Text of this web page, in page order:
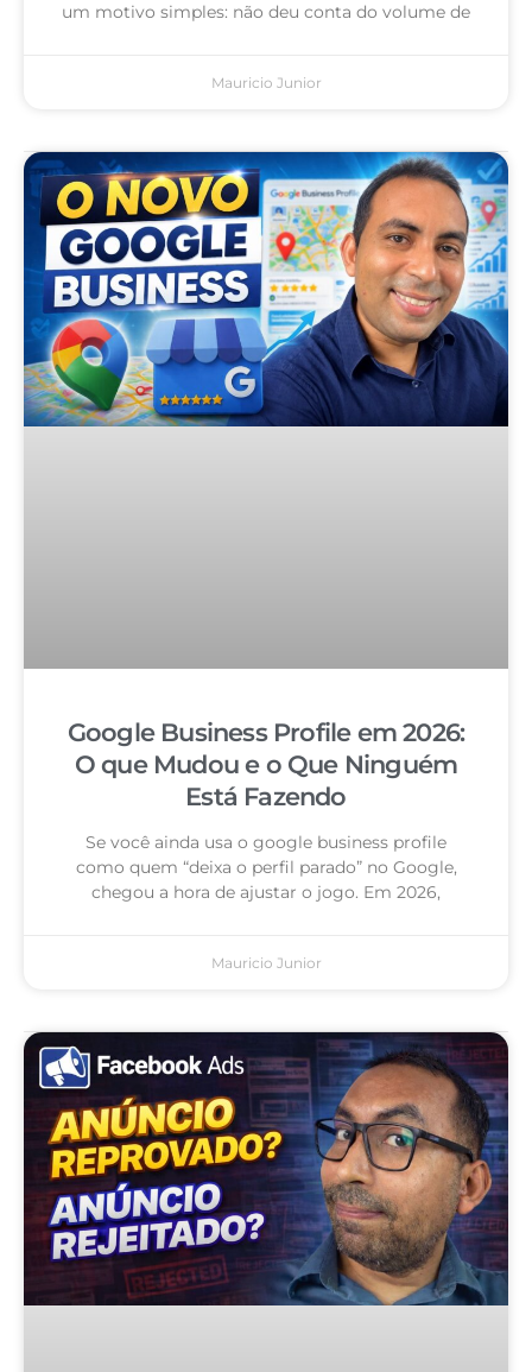
um motivo simples: não deu conta do volume de
Mauricio Junior
Google Business Profile em 2026:
O que Mudou e o Que Ninguém
Está Fazendo
Se você ainda usa o google business profile
como quem “deixa o perfil parado” no Google,
chegou a hora de ajustar o jogo. Em 2026,
Mauricio Junior